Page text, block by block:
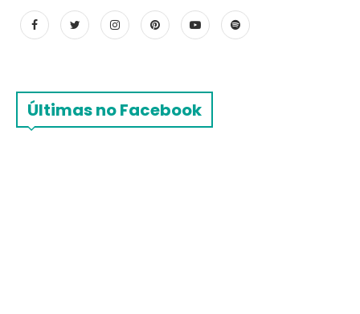
Últimas no Facebook